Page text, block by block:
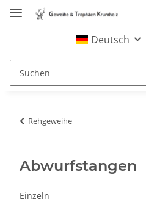
Deutsch
Rehgeweihe
Abwurfstangen
Einzeln